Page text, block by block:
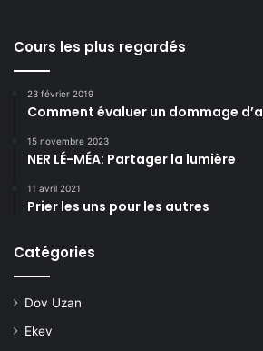
Cours les plus regardés
23 février 2019
Comment évaluer un dommage
15 novembre 2023
NER LÉ-MÉA: Partager la lumière
11 avril 2021
Prier les uns pour les autres
Catégories
Dov Uzan
Ekev